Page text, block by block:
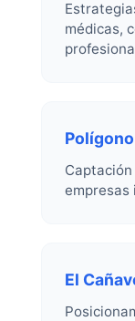
médicas,
empresas
El